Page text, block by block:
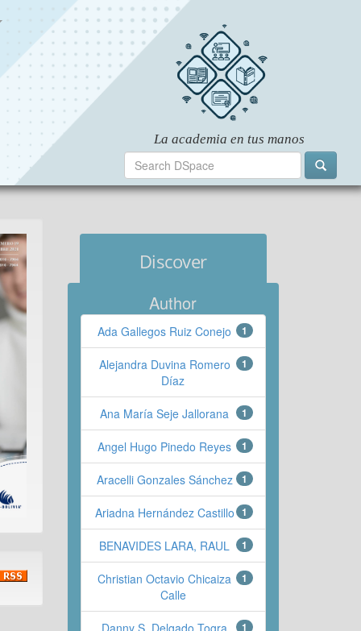
Discover
Author
1
Ada Gallegos Ruiz Conejo
1
Alejandra Duvina Romero
Díaz
1
Ana María Seje Jallorana
1
Angel Hugo Pinedo Reyes
1
Aracelli Gonzales Sánchez
1
Ariadna Hernández Castillo
1
BENAVIDES LARA, RAUL
1
Christian Octavio Chicaiza
Calle
1
Danny S. Delgado Togra